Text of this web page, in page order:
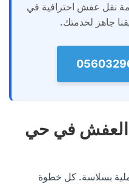
نقل عفش احترافية في
جاهز لخدمتك.
العفش في حي
بسلاسة. كل خطوة